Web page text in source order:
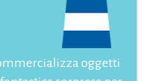
oggetti